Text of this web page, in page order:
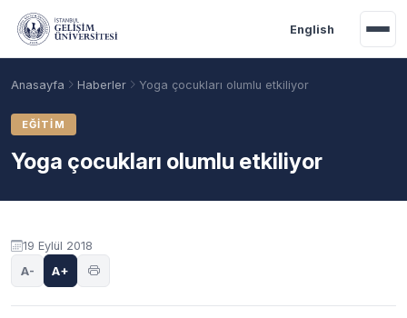
Ana içeriğe geç
English
Akademik Takvim Burslar Taban Puanlar
Anasayfa Haberler Yoga çocukları olumlu etkiliyor
EĞITIM
Yoga çocukları olumlu etkiliyor
19 Eylül 2018
A- A+